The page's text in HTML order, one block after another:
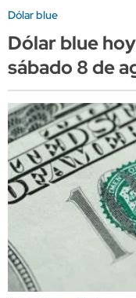
Dólar blue
Dólar blue
sábado 8 de